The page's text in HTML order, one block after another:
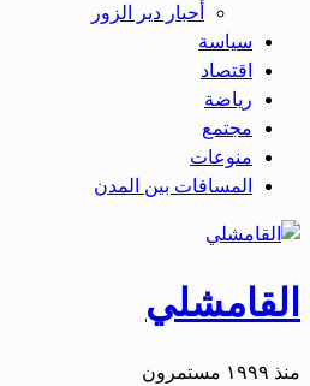
أحبار دير الزور
سياسة
اقتصاد
رياضة
مجتمع
منوعات
المسافات بين المدن
القامشلي
منذ ١٩٩٩ مستمرون